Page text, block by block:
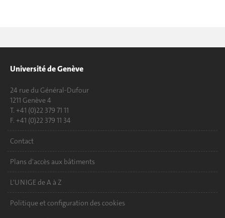
Université de Genève
24 rue du Général-Dufour
1211 Genève 4
T. +41 (0)22 379 71 11
F. +41 (0)22 379 11 34
Contact
Plans d'accès aux bâtiments
L'UNIGE de A à Z
Politique et configuration des cookies